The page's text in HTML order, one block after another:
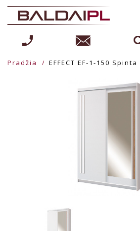
Pradžia EFFECT EF-1-150 Spinta